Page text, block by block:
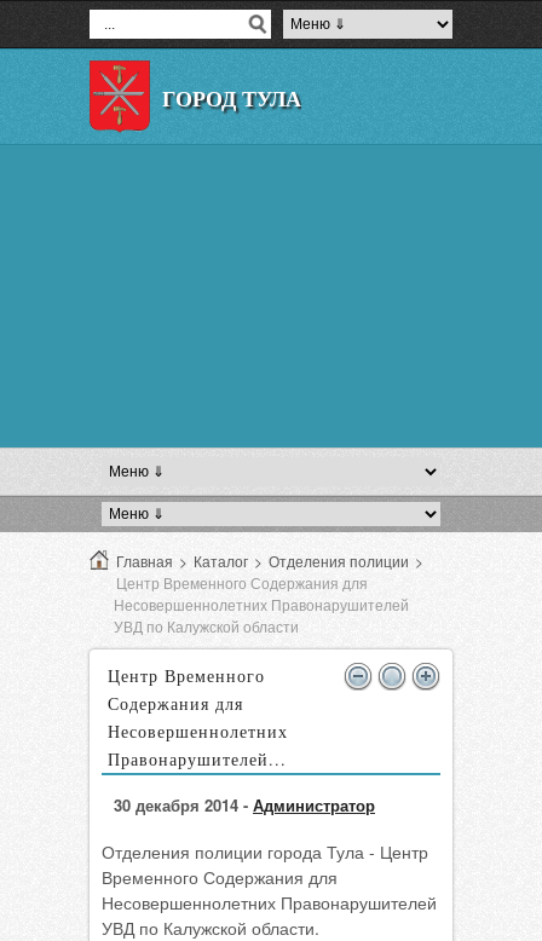
ГОРОД ТУЛА
Главная > Каталог > Отделения полиции >
Центр Временного Содержания для
Несовершеннолетних Правонарушителей
УВД по Калужской области
Центр Временного
Содержания для
Несовершеннолетних
Правонарушителей...
30 декабря 2014 - Администратор
Отделения полиции города Тула - Центр
Временного Содержания для
Несовершеннолетних Правонарушителей
УВД по Калужской области.